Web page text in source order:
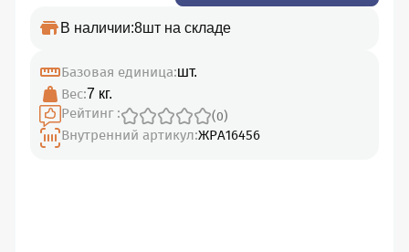
В наличии:8шт на складе
Базовая единица:шт.
Вес:7 кг.
Рейтинг : (0)
Внутренний артикул:ЖРА16456